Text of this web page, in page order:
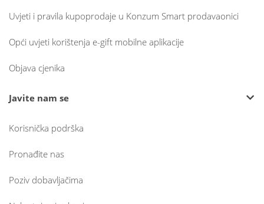
Uvjeti i pravila kupoprodaje u Konzum Smart prodavaonici
Opći uvjeti korištenja e-gift mobilne aplikacije
Objava cjenika
Javite nam se
Korisnička podrška
Pronađite nas
Poziv dobavljačima